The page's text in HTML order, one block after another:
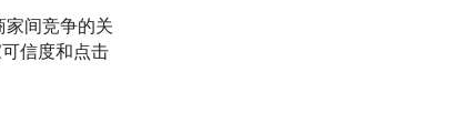
间竞争的关
信度和点击